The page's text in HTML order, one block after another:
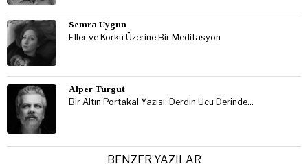
Semra Uygun
Eller ve Korku Üzerine Bir Meditasyon
Alper Turgut
Bir Altın Portakal Yazısı: Derdin Ucu Derinde…
BENZER YAZILAR